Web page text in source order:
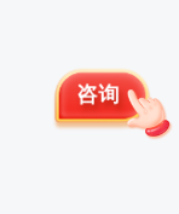
咨询